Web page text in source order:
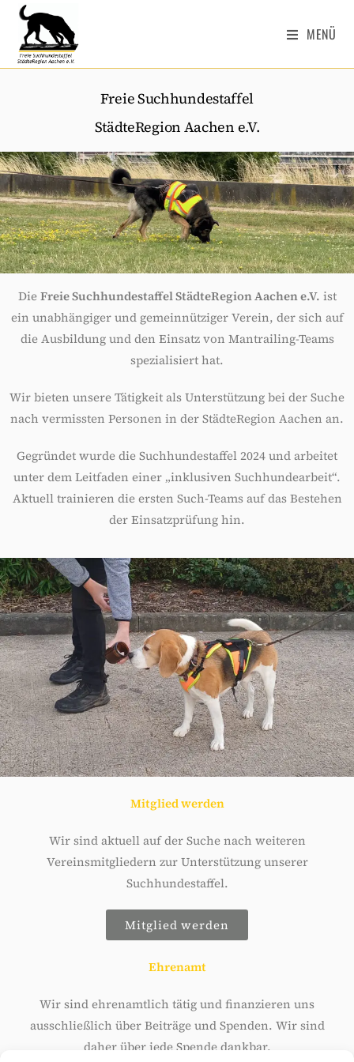
MENÜ
Freie Suchhundestaffel
StädteRegion Aachen e.V.
DieFreie Suchhundestaffel StädteRegion Aachen e.V. ist
ein unabhängiger und gemeinnütziger Verein, der sich auf
die Ausbildung und den Einsatz von Mantrailing-Teams
spezialisiert hat.
Wir bieten unsere Tätigkeit als Unterstützung bei der Suche
nach vermissten Personen in der StädteRegion Aachen an.
Gegründet wurde die Suchhundestaffel 2024 und arbeitet
unter dem Leitfaden einer „inklusiven Suchhundearbeit“.
Aktuell trainieren die ersten Such-Teams auf das Bestehen
der Einsatzprüfung hin.
Mitglied werden
Wir sind aktuell auf der Suche nach weiteren
Vereinsmitgliedern zur Unterstützung unserer
Suchhundestaffel.
Mitglied werden
Ehrenamt
Wir sind ehrenamtlich tätig und finanzieren uns
ausschließlich über Beiträge und Spenden. Wir sind
daher über jede Spende dankbar.